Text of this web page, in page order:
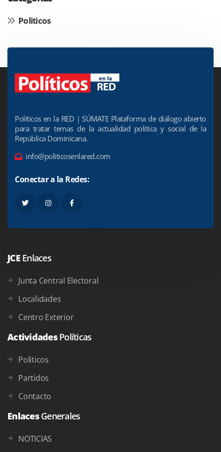
Politicos
Políticos en la RED | SÚMATE Plataforma de diálogo abierto
para tratar temas de la actualidad política y social de la
República Dominicana.
info@politicosenlared.com
Conectar a la Redes:
JCE Enlaces
Junta Central Electoral
Localidades
Centro Exterior
ActividadesPolíticas
Politicos
Partidos
Contacto
EnlacesGenerales
NOTICIAS